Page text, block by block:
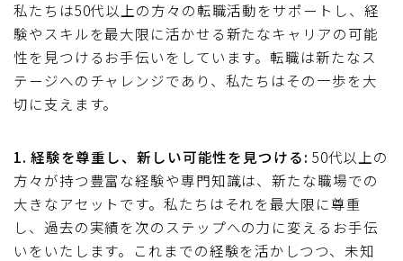
私たちは50代以上の方々の転職活動をサポートし、経
験やスキルを最大限に活かせる新たなキャリアの可能
性を見つけるお手伝いをしています。転職は新たなス
テージへのチャレンジであり、私たちはその一歩を大
切に支えます。
1. 経験を尊重し、新しい可能性を見つける: 50代以上の
方々が持つ豊富な経験や専門知識は、新たな職場での
大きなアセットです。私たちはそれを最大限に尊重
し、過去の実績を次のステップへの力に変えるお手伝
いをいたします。これまでの経験を活かしつつ、未知